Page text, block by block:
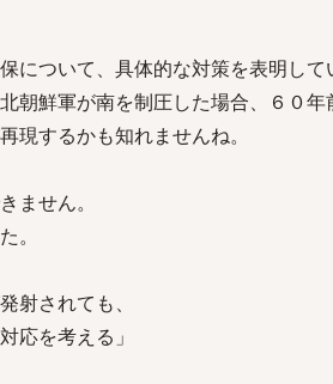
ついて、具体的な対策を表明して
朝鮮軍が南を制圧した場合、６０年
現するかも知れませんね。
ません。
。
射されても、
応を考える」